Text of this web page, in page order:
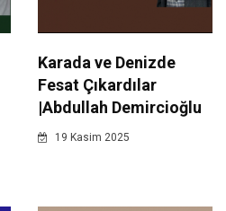
Karada ve Denizde
Fesat Çıkardılar
|Abdullah Demircioğlu
19 Kasim 2025